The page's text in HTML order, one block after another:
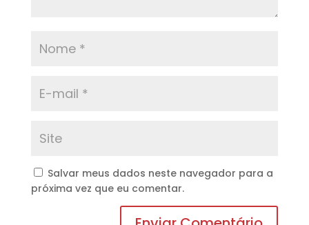
Salvar meus dados neste navegador para a
próxima vez que eu comentar.